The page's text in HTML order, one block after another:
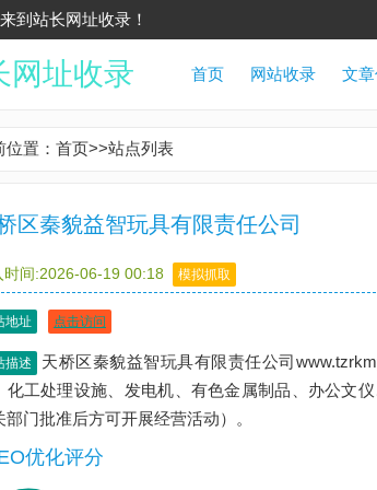
到站长网址收录！
网址收录 首页 网站收录 文
位置： 首页>>站点列表
区秦貌益智玩具有限责任公司
时间:2026-06-19 00:18 模拟抓取
地址 点击访问
描述
天桥区秦貌益智玩具有限责任公司
化工处理设施、发电机、有色金属制品、办公文
部门批准后方可开展经营活动）。
优化评分